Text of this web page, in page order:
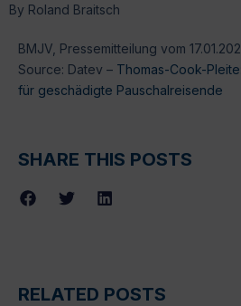
By Roland Braitsch
BMJV, Pressemitteilung vom
Source: Datev – Thomas-Cook-
für geschädigte Pauschalreisende
SHARE THIS POSTS
RELATED POSTS